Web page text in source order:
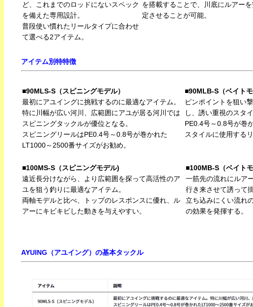
ど、これまでのロッドにないスペック
を備えた専用設計。
普段使い慣れたリールタイプに合わせ
て選べる2アイテム。
を搭載することで、川底にルアー
定させることが可能。
アイテム別特特徴
■90MLS-S（スピニングモデル）
最初にアユイングに挑戦するのに最適なアイテム。
特に川幅が広い河川、広範囲にアユが居る河川では
スピニングタックルが優位となる。
スピニングリールはPE0.4号～0.8号が巻かれた
LT1000～2500番サイズがお勧め。
■90MLB-S（ベイトモ
ピンポイントを狙い
し、誘い重視のスタ
PE0.4号～0.8号が巻
スタイルに使用する
■100MS-S（スピニングモデル)
遠近長分けながら、より広範囲を探って高活性のア
ユを狙う釣りに最適なアイテム。
両軸モデルと比べ、トップのレスポンスに優れ、ル
アーにキビキビした動きを与えやすい。
■100MB-S（ベイトモ
一筋先の流れにルア
行き来させて誘って
立ち込みにくい流れ
の効果を発揮する。
AYUING（アユイング）の基本タックル